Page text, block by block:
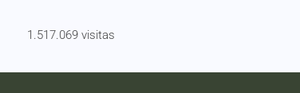
1.517.069 visitas